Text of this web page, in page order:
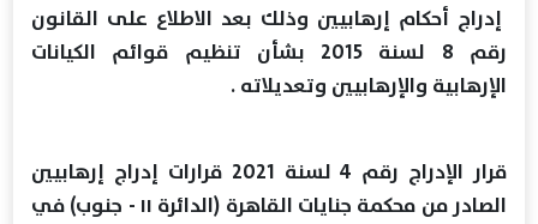
إدراج أحكام إرهابيين وذلك بعد الاطلاع على القانون
رقم 8 لسنة 2015 بشأن تنظيم قوائم الكيانات
الإرهابية والإرهابيين وتعديلاته .
قرار الإدراج رقم 4 لسنة 2021 قرارات إدراج إرهابيين
الصادر من محكمة جنايات القاهرة (الدائرة ١١ - جنوب) في